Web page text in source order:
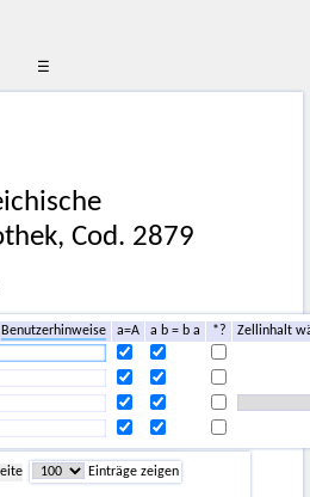
☰
Cod. 2879
Benutzerhinweise a=A a b = b a *?
Zellinhalt
Einträge zeigen